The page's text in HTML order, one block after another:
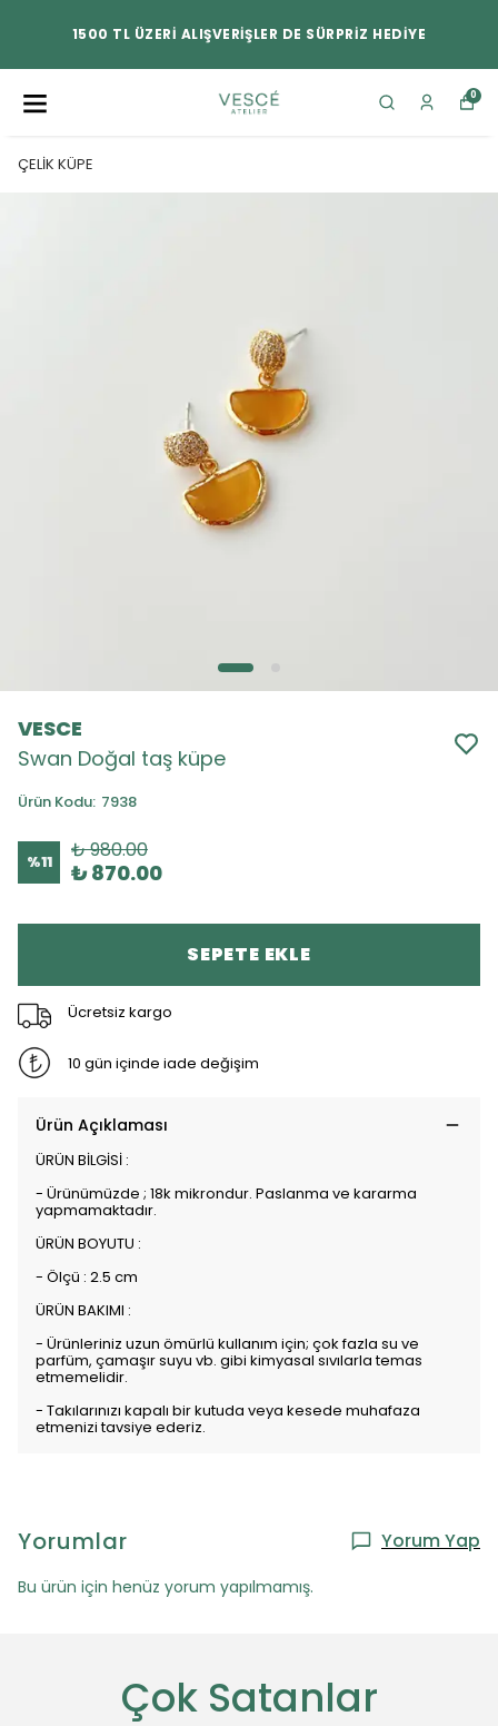
1500 TL ÜZERİ ALIŞVERİŞLER DE SÜRPRİZ HEDİYE
0
ÇELİK KÜPE
VESCE
Swan Doğal taş küpe
Ürün Kodu: 7938
%11 ₺ 980.00
₺ 870.00
SEPETE EKLE
Ücretsiz kargo
10 gün içinde iade değişim
Ürün Açıklaması
ÜRÜN BİLGİSİ :
- Ürünümüzde ; 18k mikrondur. Paslanma ve kararma
yapmamaktadır.
ÜRÜN BOYUTU :
- Ölçü : 2.5 cm
ÜRÜN BAKIMI :
- Ürünleriniz uzun ömürlü kullanım için; çok fazla su ve
parfüm, çamaşır suyu vb. gibi kimyasal sıvılarla temas
etmemelidir.
- Takılarınızı kapalı bir kutuda veya kesede muhafaza
etmenizi tavsiye ederiz.
Yorumlar Yorum Yap
Bu ürün için henüz yorum yapılmamış.
Çok Satanlar